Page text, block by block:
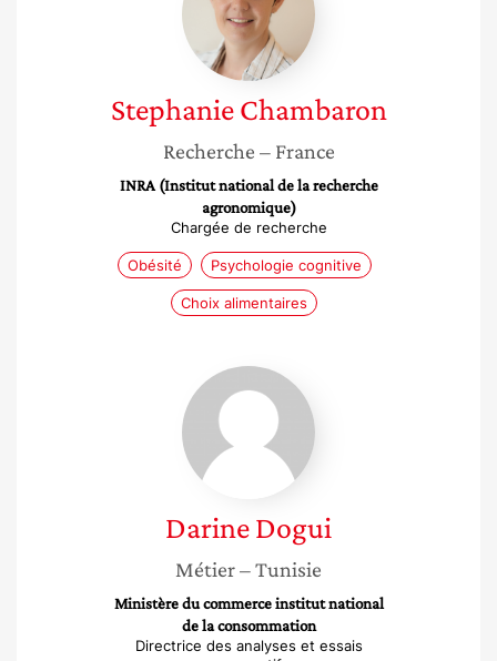
Stephanie Chambaron
Recherche – France
INRA (Institut national de la recherche
agronomique)
Chargée de recherche
Obésité Psychologie cognitive
Choix alimentaires
Darine
Dogui
DarineDogui
Métier– Tunisie
Ministère du commerce institut national
de la consommation
Directrice des analyses et essais